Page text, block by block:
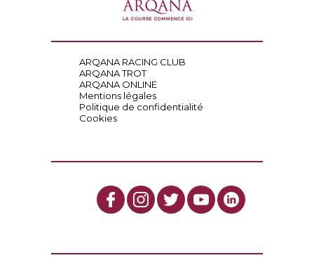
ARQANA RACING CLUB
ARQANA TROT
ARQANA ONLINE
Mentions légales
Politique de confidentialité
Cookies